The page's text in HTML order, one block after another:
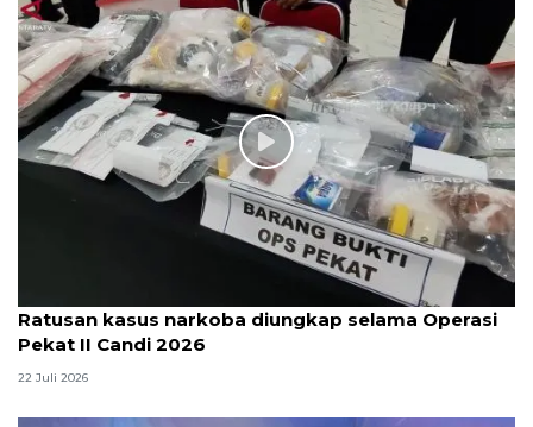
Ratusan kasus narkoba diungkap selama Operasi
Pekat II Candi 2026
22 Juli 2026